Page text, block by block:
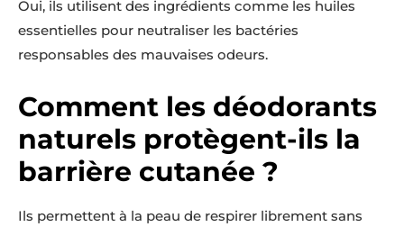
Oui, ils utilisent des ingrédients comme les huiles
essentielles pour neutraliser les bactéries
responsables des mauvaises odeurs.
Comment les déodorants
naturels protègent-ils la
barrière cutanée ?
Ils permettent à la peau de respirer librement sans